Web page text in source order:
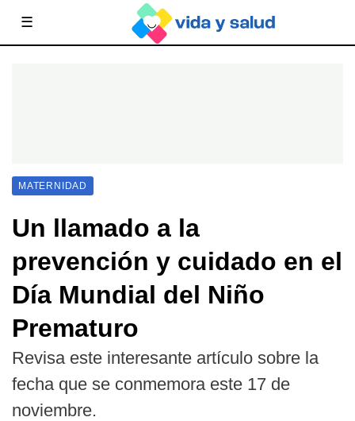
☰
MATERNIDAD
Un llamado a la
prevención y cuidado en el
Día Mundial del Niño
Prematuro
Revisa este interesante artículo sobre la
fecha que se conmemora este 17 de
noviembre.